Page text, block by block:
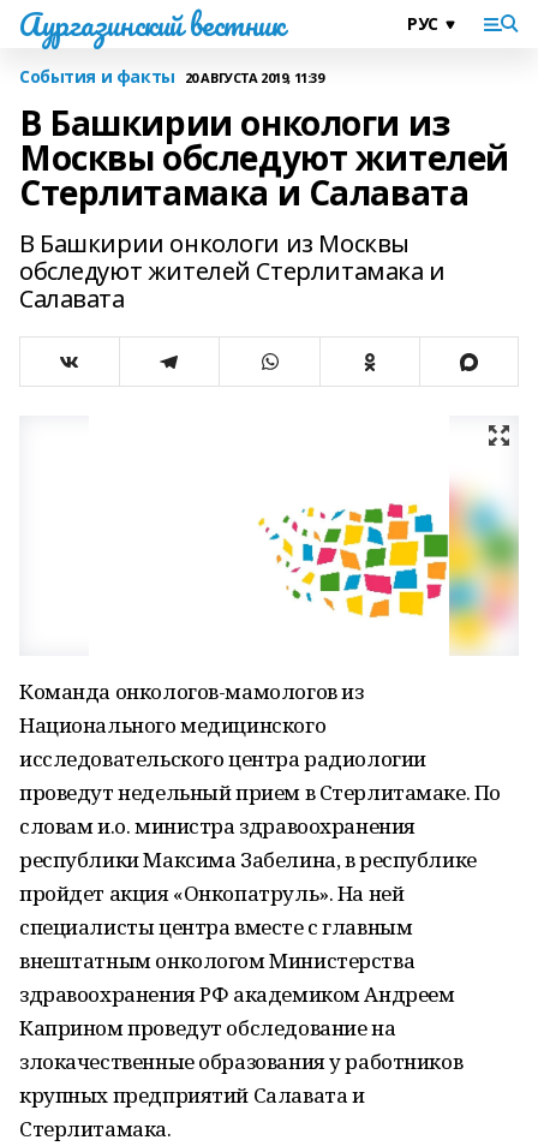
Аургазинский вестник
События и факты 20 АВГУСТА 2019, 11:39
В Башкирии онкологи из
Москвы обследуют жителей
Стерлитамака и Салавата
В Башкирии онкологи из Москвы
обследуют жителей Стерлитамака и
Салавата
Команда онкологов-мамологов из
Национального медицинского
исследовательского центра радиологии
проведут недельный прием в Стерлитамаке. По
словам и.о. министра здравоохранения
республики Максима Забелина, в республике
пройдет акция «Онкопатруль». На ней
специалисты центра вместе с главным
внештатным онкологом Министерства
здравоохранения РФ академиком Андреем
Каприном проведут обследование на
злокачественные образования у работников
крупных предприятий Салавата и
Стерлитамака.